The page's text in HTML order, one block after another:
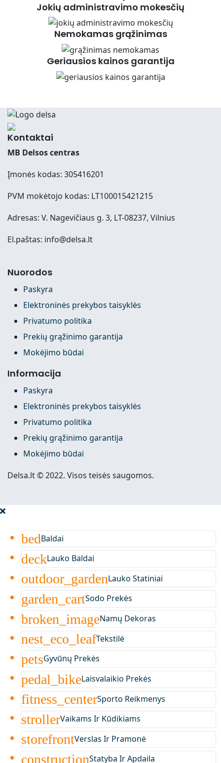
Jokių administravimo mokesčių
Nemokamas grąžinimas
Geriausios kainos garantija
Kontaktai
MB Delsos centras
Įmonės kodas: 305416201
PVM mokėtojo kodas: LT100015421215
Adresas: V. Nagevičiaus g. 3, LT-08237, Vilnius
El.paštas: info@delsa.lt
Nuorodos
Paskyra
Elektroninės prekybos taisyklės
Privatumo politika
Prekių grąžinimo garantija
Mokėjimo būdai
Informacija
Paskyra
Elektroninės prekybos taisyklės
Privatumo politika
Prekių grąžinimo garantija
Mokėjimo būdai
Delsa.lt © 2022. Visos teisės saugomos.
bedBaldai
deckLauko Baldai
outdoor_gardenLauko Statiniai
garden_cartSodo Prekės
broken_imageNamų Dekoras
nest_eco_leafTekstilė
petsGyvūnų Prekės
pedal_bikeLaisvalaikio Prekės
fitness_centerSporto Reikmenys
strollerVaikams Ir Kūdikiams
storefrontVerslas Ir Pramonė
constructionStatyba Ir Apdaila